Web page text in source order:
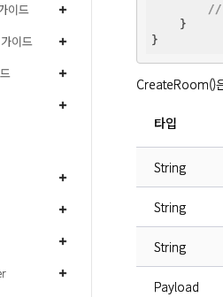
이드
이드
//
    }
CreateRoom()
타입
String
String
String
Payload